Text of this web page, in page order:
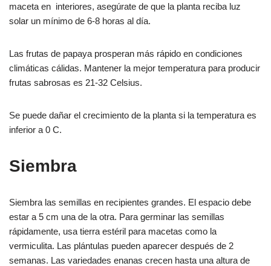
maceta en interiores, asegúrate de que la planta reciba luz
solar un mínimo de 6-8 horas al día.
Las frutas de papaya prosperan más rápido en condiciones
climáticas cálidas. Mantener la mejor temperatura para producir
frutas sabrosas es 21-32 Celsius.
Se puede dañar el crecimiento de la planta si la temperatura es
inferior a 0 C.
Siembra
Siembra las semillas en recipientes grandes. El espacio debe
estar a 5 cm una de la otra. Para germinar las semillas
rápidamente, usa tierra estéril para macetas como la
vermiculita. Las plántulas pueden aparecer después de 2
semanas. Las variedades enanas crecen hasta una altura de